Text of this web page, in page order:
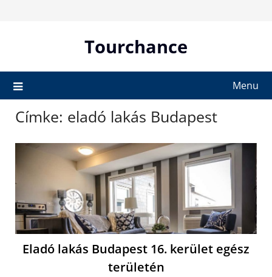
Tourchance
Menu
Címke: eladó lakás Budapest
Eladó lakás Budapest 16. kerület egész
területén